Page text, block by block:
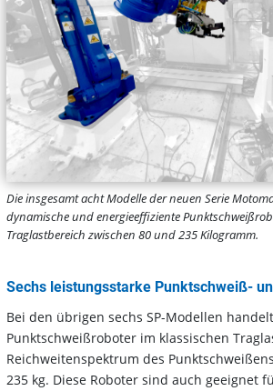
Die insgesamt acht Modelle der neuen Serie
dynamische und energieeffiziente
Traglastbereich zwischen 80 und 235 Kilogramm.
Sechs leistungsstarke Punktschweiß-
Bei den übrigen sechs SP-Modellen
Punktschweißroboter im klassischen
Reichweitenspektrum des
235 kg. Diese Roboter sind auch geeignet